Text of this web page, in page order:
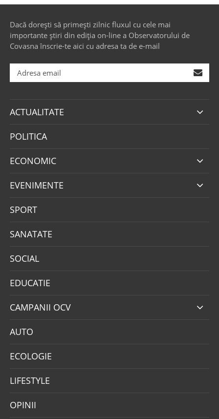
Dacă dorești să primești zilnic fluxul cu cele mai
importante știri din ediția on-line a Observatorului de
Covasna înscrie-te aici cu adresa ta de e-mail
ACTUALITATE
POLITICA
ECONOMIC
EVENIMENTE
SPORT
SANATATE
SOCIAL
EDUCATIE
CAMPANII OCV
AUTO
ECOLOGIE
LIFESTYLE
OPINII